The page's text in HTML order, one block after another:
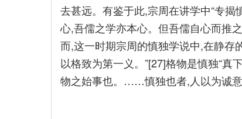
去甚远。有鉴于此,宗周在讲学中“专揭
心,吾儒之学亦本心。但吾儒自心而推
而,这一时期宗周的慎独学说中,在静存
以格致为第一义。”[27]格物是慎独“真
物之始事也。……慎独也者,人以为诚